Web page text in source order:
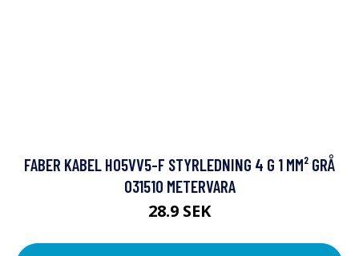
FABER KABEL H05VV5-F STYRLEDNING 4 G 1 MM² GRÅ
031510 METERVARA
28.9 SEK